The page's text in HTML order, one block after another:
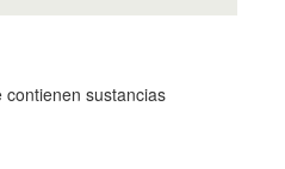
sustancias